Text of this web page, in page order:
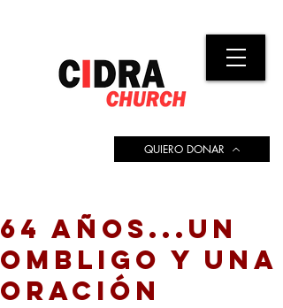
QUIERO DONAR
64 AÑOS...UN
OMBLIGO Y UNA
ORACIÓN